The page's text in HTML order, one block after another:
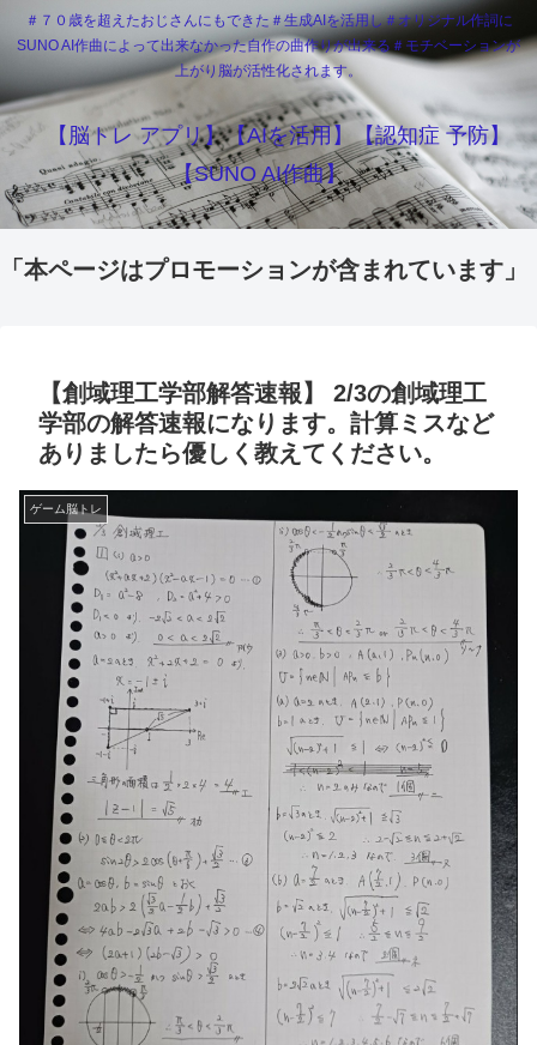
＃７０歳を超えたおじさんにもできた＃生成AIを活用し＃オリジナル作詞に
SUNO AI作曲によって出来なかった自作の曲作りが出来る＃モチベーションが
上がり脳が活性化されます。
【脳トレ アプリ】【AIを活用】【認知症 予防】
【SUNO AI作曲】
「本ページはプロモーションが含まれています」
【創域理工学部解答速報】 2/3の創域理工
学部の解答速報になります。計算ミスなど
ありましたら優しく教えてください。
ゲーム脳トレ